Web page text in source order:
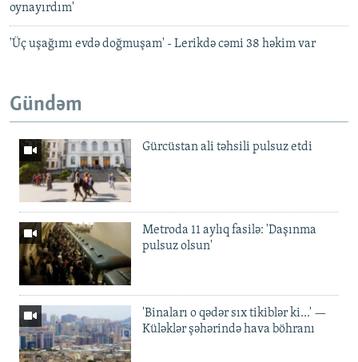
oynayırdım'
'Üç uşağımı evdə doğmuşam' - Lerikdə cəmi 38 həkim var
Gündəm
Gürcüstan ali təhsili pulsuz etdi
Metroda 11 aylıq fasilə: 'Daşınma
pulsuz olsun'
'Binaları o qədər sıx tikiblər ki...' —
Küləklər şəhərində hava böhranı